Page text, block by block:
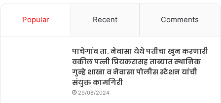
Popular Recent Comments
पाचेगांव ता. नेवासा येथे पतीचा खुन करणारी
वकील पत्नी प्रियकरासह ताब्यात स्थानिक
गुन्हे शाखा व नेवासा पोलीस स्टेशन यांची
संयुक्त कामगिरी
29/08/2024